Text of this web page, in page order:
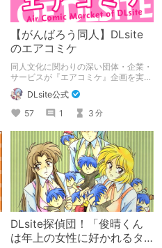
【がんばろう同人】DLsite
のエアコミケ
同人文化に関わりの深い団体・企業・
サービスが『エアコミケ』企画を実施
いたします！ DLsiteのエアコミケに
ついて、こちらで簡単にご紹介いたし
ます
DLsite公式
57
1 3 分
DLsite探偵団！「俊晴くん
は年上の女性に好かれるタ